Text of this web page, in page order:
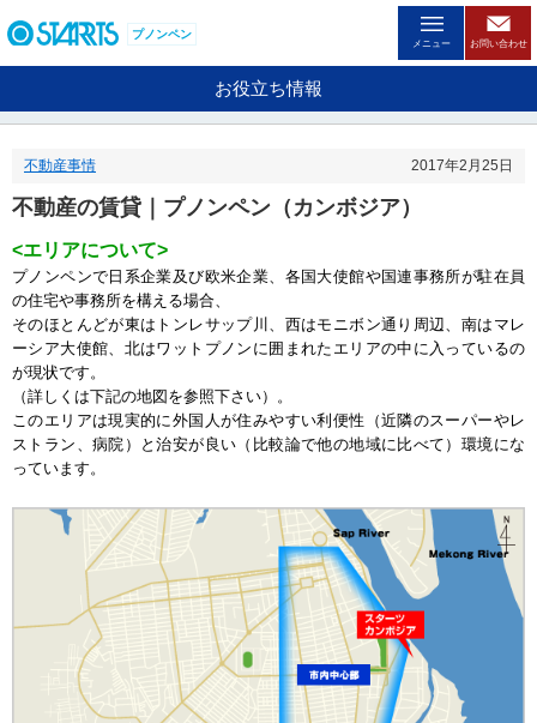
ー
移
る
た
ン
ク
で
す
ヘ
報
ま
プノンペン
メニュー お問い合わせ
お役立ち情報
不動産事情 2017年2月25日
不動産の賃貸｜プノンペン（カンボジア）
<エリアについて>
プノンペンで日系企業及び欧米企業、各国大使館や国連事務所が駐在員
の住宅や事務所を構える場合、
そのほとんどが東はトンレサップ川、西はモニボン通り周辺、南はマレ
ーシア大使館、北はワットプノンに囲まれたエリアの中に入っているの
が現状です。
（詳しくは下記の地図を参照下さい）。
このエリアは現実的に外国人が住みやすい利便性（近隣のスーパーやレ
ストラン、病院）と治安が良い（比較論で他の地域に比べて）環境にな
っています。